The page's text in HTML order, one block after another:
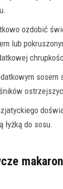
ozdobić
lub
sosem
łyżką do sosu.